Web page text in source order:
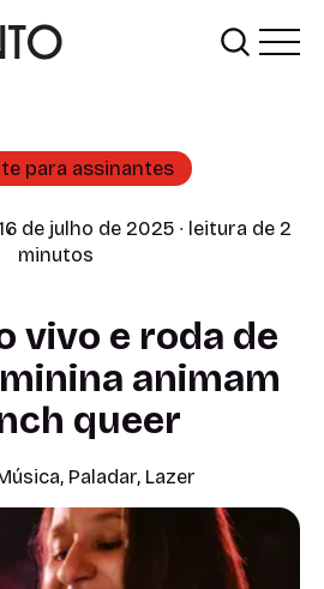
para assinantes
16 de julho de 2025 ∙ leitura de 2
minutos
vivo e roda de
animam
queer
, Paladar, Lazer